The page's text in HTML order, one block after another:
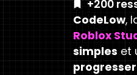
+200
CodeLow,
Roblox
simples et
progresser